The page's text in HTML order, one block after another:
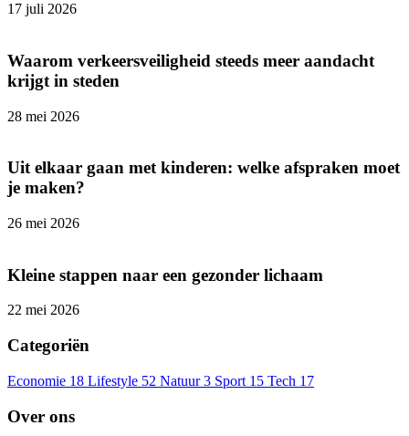
17 juli 2026
Waarom verkeersveiligheid steeds meer aandacht
krijgt in steden
28 mei 2026
Uit elkaar gaan met kinderen: welke afspraken moet
je maken?
26 mei 2026
Kleine stappen naar een gezonder lichaam
22 mei 2026
Categoriën
Economie 18 Lifestyle 52 Natuur 3 Sport 15 Tech 17
Over ons